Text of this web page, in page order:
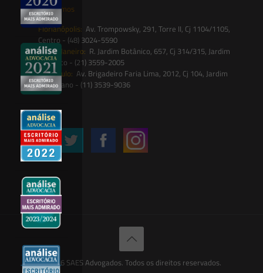
Onde estamos
Florianópolis: Av. Trompowsky, 291, Torre II, Cj 1104/1105,
Centro - (48) 3024-5590
Rio de Janeiro: R. Jardim Botânico, 657, Cj 314/315, Jardim
Botânico - (21) 3559-2005
São Paulo: Av. Brigadeiro Faria Lima, 2012, Cj 104, Jardim
Paulistano - (11) 3539-9036
Siga-nos
© 2026 SAES Advogados. Todos os direitos reservados.